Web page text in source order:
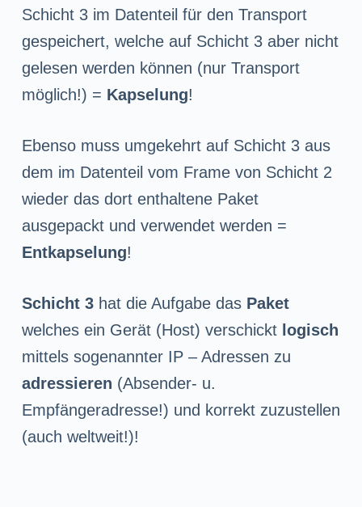
Schicht 3 im Datenteil für den Transport
gespeichert, welche auf Schicht 3 aber nicht
gelesen werden können (nur Transport
möglich!) = Kapselung!
Ebenso muss umgekehrt auf Schicht 3 aus
dem im Datenteil vom Frame von Schicht 2
wieder das dort enthaltene Paket
ausgepackt und verwendet werden =
Entkapselung!
Schicht 3hat die Aufgabe das Paket
welches ein Gerät (Host) verschickt logisch
mittels sogenannter IP – Adressen zu
adressieren (Absender- u.
Empfängeradresse!) und korrekt zuzustellen
(auch weltweit!)!